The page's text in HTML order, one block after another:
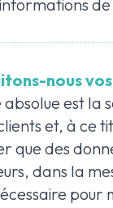
nous vos
est la
et, à ce
que des
dans la
pour